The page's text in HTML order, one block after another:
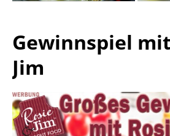
Gewinnspiel
Jim